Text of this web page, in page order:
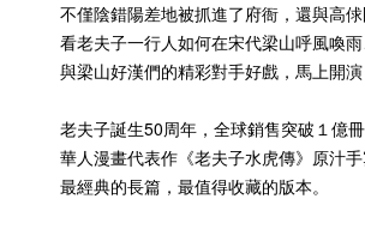
不僅陰錯陽差地被抓進了府衙，還與高俅
看老夫子一行人如何在宋代梁山呼風喚雨
與梁山好漢們的精彩對手好戲，馬上開演
老夫子誕生50周年，全球銷售突破１億冊
華人漫畫代表作《老夫子水虎傳》原汁
最經典的長篇，最值得收藏的版本。